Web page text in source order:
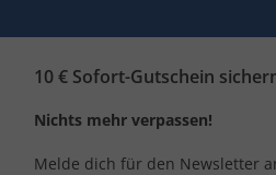
10 € Sofort-Gutschein
Nichts mehr verpassen!
Melde dich für den Newsletter